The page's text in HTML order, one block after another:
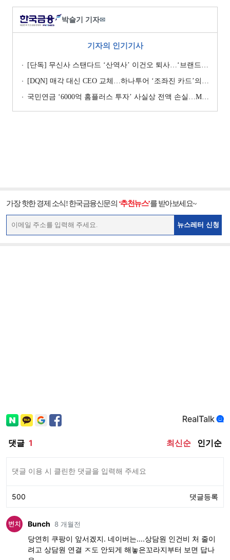
박슬기 기자✉
기자의 인기기사
[단독] 무신사 스탠다드 ‘산역사’ 이건오 퇴사…‘브랜드 정체성’ 전환점 맞나
[DQN] 매각 대신 CEO 교체…하나투어 ‘조좌진 카드’의 속내 [Z-스코어 기업가치 바로보기]
국민연금 ‘6000억 홈플러스 투자’ 사실상 전액 손실…MBK 책임론 재점화
가장 핫한 경제 소식! 한국금융신문의 ‘추천뉴스’를 받아보세요~
뉴스레터 신청